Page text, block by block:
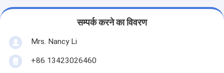
सम्पर्क करने का विवरण
Mrs. Nancy Li
+86 13423026460